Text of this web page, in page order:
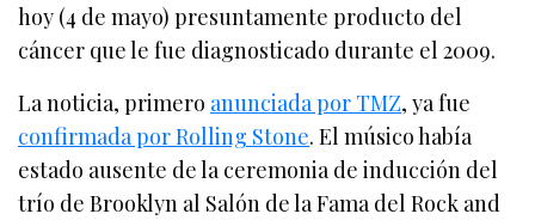
hoy (4 de mayo) presuntamente producto del
cáncer que le fue diagnosticado durante el 2009.
La noticia, primero anunciada por TMZ, ya fue
confirmada por Rolling Stone. El músico había
estado ausente de la ceremonia de inducción del
trío de Brooklyn al Salón de la Fama del Rock and